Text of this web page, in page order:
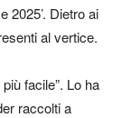
2025’. Dietro ai
al vertice.
facile”. Lo ha
raccolti a